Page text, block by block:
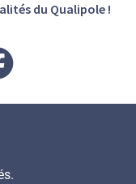
du Qualipole !